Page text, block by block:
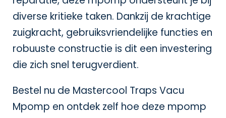
diverse kritieke taken. Dankzij de krachtige
zuigkracht, gebruiksvriendelijke functies en
robuuste constructie is dit een investering
die zich snel terugverdient.
Bestel nu de Mastercool Traps Vacu
Mpomp en ontdek zelf hoe deze mpomp